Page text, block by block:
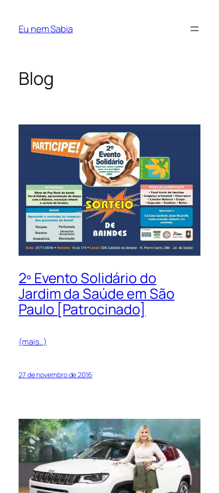
Eu nem Sabia
Blog
2º Evento Solidário do
Jardim da Saúde em São
Paulo [Patrocinado]
(mais…)
27 de novembro de 2016